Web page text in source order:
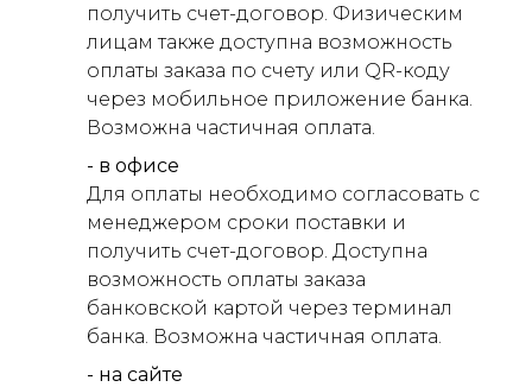
получить счет-договор. Физическим
лицам также доступна возможность
оплаты заказа по счету или QR-коду
через мобильное приложение банка.
Возможна частичная оплата.
- в офисе
Для оплаты необходимо согласовать с
менеджером сроки поставки и
получить счет-договор. Доступна
возможность оплаты заказа
банковской картой через терминал
банка. Возможна частичная оплата.
- на сайте